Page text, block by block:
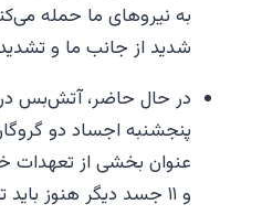
به نیروهای ما حمله
شدید از جانب ما و
در حال حاضر، آتش‌بس
پنجشنبه اجساد دو
عنوان بخشی از تعهدات
و ۱۱ جسد دیگر هنوز باید تحویل داده شود.